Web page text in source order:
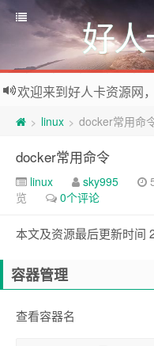
好人
> linux > docker常用命
docker常用命令
linux sky995
览
0个评论
本文及资源最后更新时间
容器管理
查看容器名